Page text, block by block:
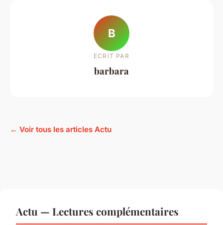
B
ECRIT PAR
barbara
← Voir tous les articles Actu
Actu — Lectures complémentaires